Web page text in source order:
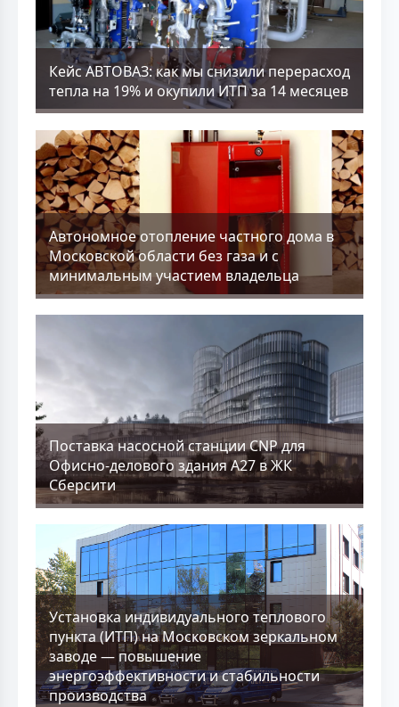
Кейс АВТОВАЗ: как мы снизили перерасход
тепла на 19% и окупили ИТП за 14 месяцев
Aвтономное отопление частного дома в
Московской области без газа и с
минимальным участием владельца
Поставка насосной станции CNP для
Офисно-делового здания А27 в ЖК
Сберсити
Установка индивидуального теплового
пункта (ИТП) на Московском зеркальном
заводе — повышение
энергоэффективности и стабильности
производства